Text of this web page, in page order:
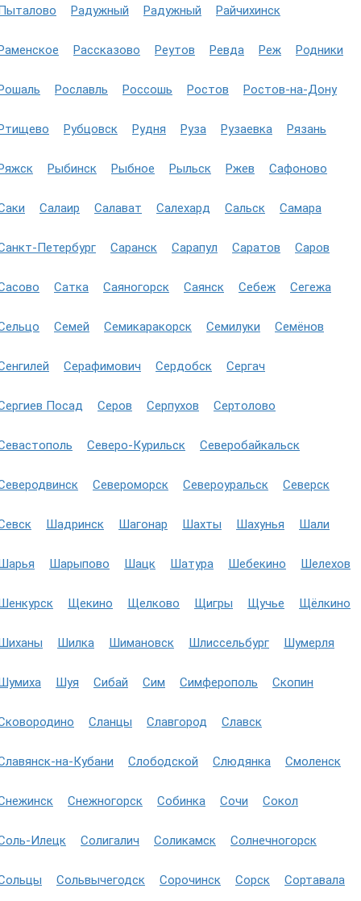
Радужный Радужный Райчихинск
Рассказово Реутов Ревда Реж Родники
Рославль Россошь Ростов Ростов-на-Дону
Рубцовск Рудня Руза Рузаевка Рязань
Рыбинск Рыбное Рыльск Ржев Сафоново
Салаир Салават Салехард Сальск Самара
Петербург Саранск Сарапул Саратов Саров
Сатка Саяногорск Саянск Себеж Сегежа
Семей Семикаракорск Семилуки Семёнов
Серафимович Сердобск Сергач
Посад Серов Серпухов Сертолово
Северо-Курильск Северобайкальск
Североморск Североуральск Северск
Шадринск Шагонар Шахты Шахунья Шали
Шарыпово Шацк Шатура Шебекино Шелехов
Щекино Щелково Щигры Щучье Щёлкино
Шилка Шимановск Шлиссельбург Шумерля
Шуя Сибай Сим Симферополь Скопин
Сланцы Славгород Славск
на-Кубани Слободской Слюдянка Смоленск
Снежногорск Собинка Сочи Сокол
Илецк Солигалич Соликамск Солнечногорск
Сольвычегодск Сорочинск Сорск Сортавала